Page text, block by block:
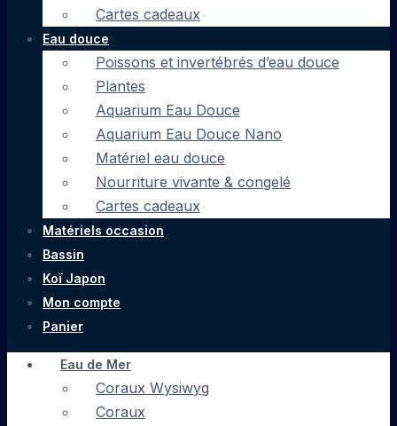
Cartes cadeaux
Eau douce
Poissons et invertébrés d’eau douce
Plantes
Aquarium Eau Douce
Aquarium Eau Douce Nano
Matériel eau douce
Nourriture vivante & congelé
Cartes cadeaux
Matériels occasion
Bassin
Koï Japon
Mon compte
Panier
Eau de Mer
Coraux Wysiwyg
Coraux